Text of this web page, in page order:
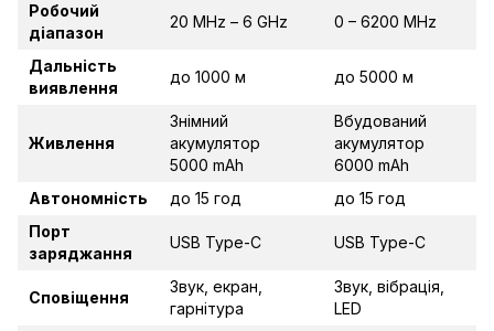
Робочий
діапазон
20 MHz – 6 GHz 0 – 6200 MHz
Дальність
виявлення
до 1000 м до 5000 м
Живлення
Знімний
акумулятор
5000 mAh
Вбудований
акумулятор
6000 mAh
Автономність
до 15 год
до 15 год
Порт
заряджання
USB Type-C USB Type-C
Сповіщення
Звук, екран,
гарнітура
Звук, вібрація,
LED